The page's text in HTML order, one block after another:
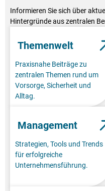
Informieren Sie sich über
Hintergründe aus zentralen
Themenwelt
Praxisnahe Beiträge zu
zentralen Themen rund um
Vorsorge, Sicherheit und
Alltag.
Management
Strategien, Tools und Trends
für erfolgreiche
Unternehmensführung.